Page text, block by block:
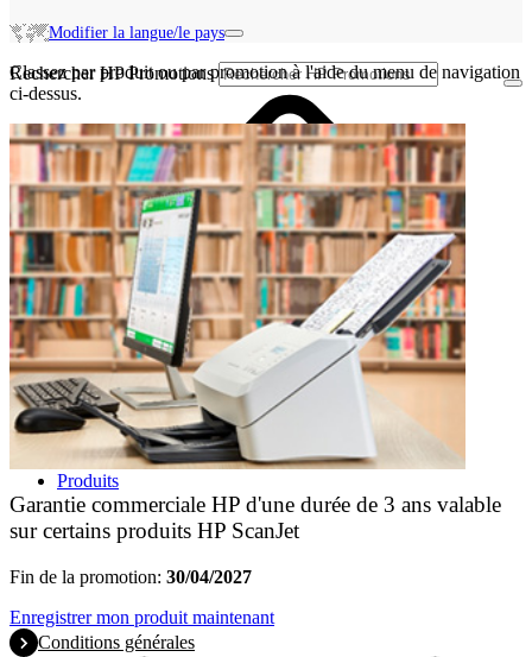
Produits
Modifier la langue/le pays
Rechercher HP Promotions
Classez par produit ou par promotion à l'aide du menu de navigation
ci-dessus.
Garantie commerciale HP d'une durée de 3 ans valable
sur certains produits HP ScanJet
Fin de la promotion: 30/04/2027
Enregistrer mon produit maintenant
Conditions générales